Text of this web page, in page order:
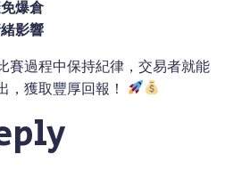
爆倉
影響
賽過程中保持紀律，交易者就能
，獲取豐厚回報！